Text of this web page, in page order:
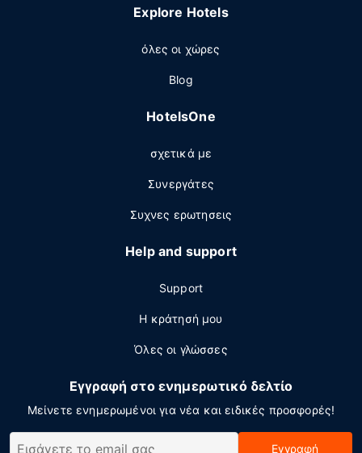
Explore Hotels
όλες οι χώρες
Blog
HotelsOne
σχετικά με
Συνεργάτες
Συχνες ερωτησεις
Help and support
Support
Η κράτησή μου
Όλες οι γλώσσες
Εγγραφή στο ενημερωτικό δελτίο
Μείνετε ενημερωμένοι για νέα και ειδικές προσφορές!
Εγγραφή